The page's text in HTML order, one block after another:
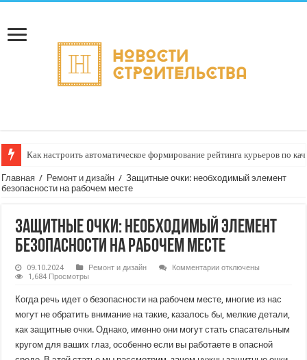
Как настроить автоматическое формирование рейтинга курьеров по
Главная / Ремонт и дизайн / Защитные очки: необходимый элемент
безопасности на рабочем месте
Защитные очки: необходимый элемент
безопасности на рабочем месте
09.10.2024 Ремонт и дизайн Комментариик
необходимый
элемент
безопасности
на
месте
отключены
1,684 Просмотры
Когда речь идет о безопасности на рабочем месте, многие из нас
могут не обратить внимание на такие, казалось бы, мелкие детали,
как защитные очки. Однако, именно они могут стать спасательным
кругом для ваших глаз, особенно если вы работаете в опасной